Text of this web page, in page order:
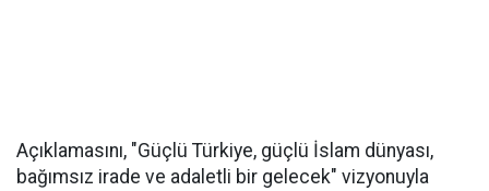
Açıklamasını, "Güçlü Türkiye, güçlü İslam dünyası,
bağımsız irade ve adaletli bir gelecek" vizyonuyla